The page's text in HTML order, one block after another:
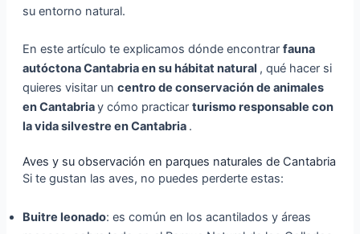
su entorno natural.
En este artículo te explicamos dónde encontrar fauna
autóctona Cantabria en su hábitat natural , qué hacer si
quieres visitar un centro de conservación de animales
en Cantabriay cómo practicar turismo responsable con
la vida silvestre en Cantabria .
Aves y su observación en parques naturales de Cantabria
Si te gustan las aves, no puedes perderte estas:
Buitre leonado: es común en los acantilados y áreas